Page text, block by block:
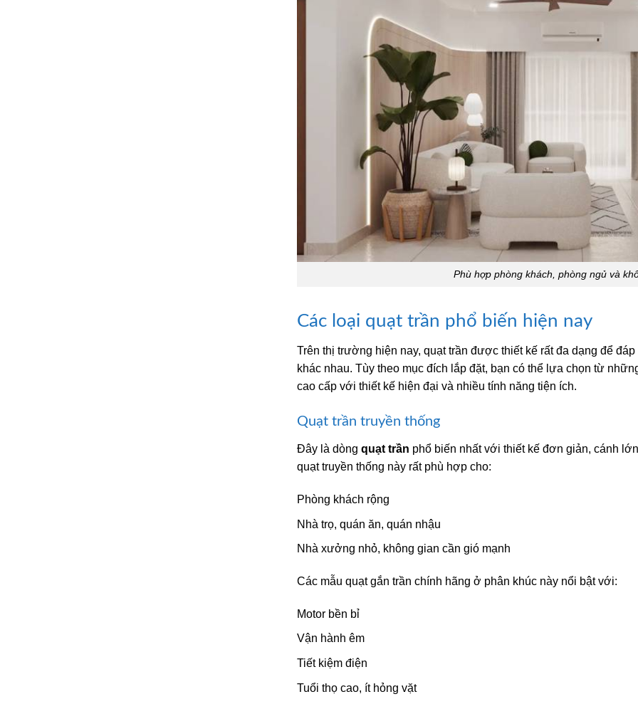
Phù hợp phòng khách, phòng ngủ và
Các loại quạt trần phổ biến hiện nay
Trên thị trường hiện nay, quạt trần được thiết kế rất đa dạng để
khác nhau. Tùy theo mục đích lắp đặt, bạn có thể lựa chọn từ
cao cấp với thiết kế hiện đại và nhiều tính năng tiện ích.
Quạt trần truyền thống
Đây là dòng quạt trần phổ biến nhất với thiết kế đơn giản, cánh
quạt truyền thống này rất phù hợp cho:
Phòng khách rộng
Nhà trọ, quán ăn, quán nhậu
Nhà xưởng nhỏ, không gian cần gió mạnh
Các mẫu quạt gắn trần chính hãng ở phân khúc này nổi bật với:
Motor bền bỉ
Vận hành êm
Tiết kiệm điện
Tuổi thọ cao, ít hỏng vặt